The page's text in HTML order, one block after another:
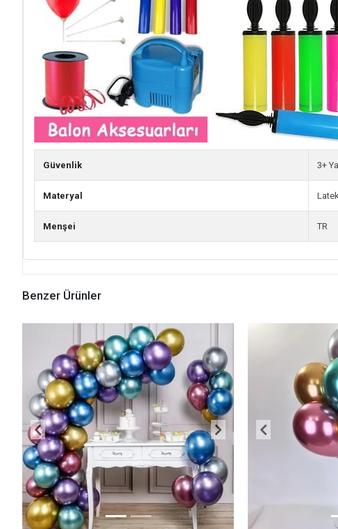
Güvenlik 3+
Materyal
Menşei TR
Benzer Ürünler